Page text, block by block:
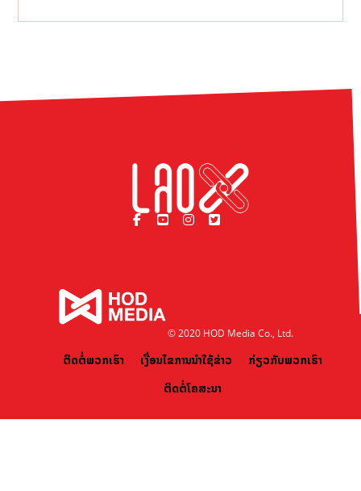
© 2020 HOD Media Co., Ltd.
ຕິດຕໍ່ພວກເຮົາ ເງື່ອນໄຂການນຳໃຊ້ຂ່າວ
ກ່ຽວກັບພວກເຮົາ
ຕິດຕໍ່ໂຄສະນາ